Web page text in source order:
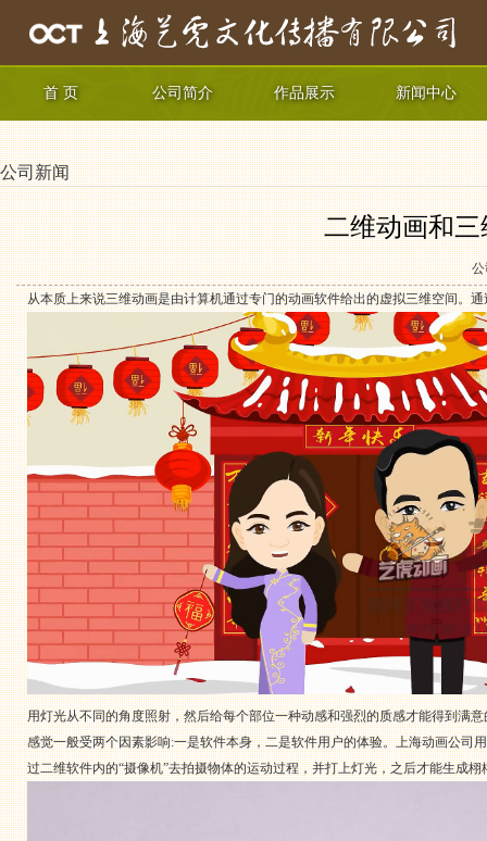
首 页 公司简介 作品展示 新闻中心
公司新闻
二维动画和
公
从本质上来说三维动画是由计算机通过专门的动画软件给出的虚拟三维空间。
用灯光从不同的角度照射，然后给每个部位一种动感和强烈的质感才能得到满
感觉一般受两个因素影响:一是软件本身，二是软件用户的体验。上海动画公
过二维软件内的“摄像机”去拍摄物体的运动过程，并打上灯光，之后才能生成